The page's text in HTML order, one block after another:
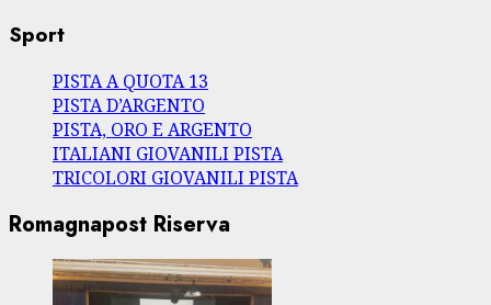
Sport
PISTA A QUOTA 13
PISTA D’ARGENTO
PISTA, ORO E ARGENTO
ITALIANI GIOVANILI PISTA
TRICOLORI GIOVANILI PISTA
Romagnapost Riserva